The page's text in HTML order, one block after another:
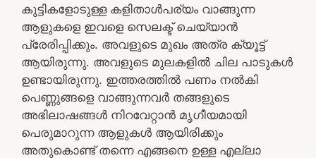
കുട്ടികളോടുള്ള കളിതാൾപര്യം വാങ്ങുന്ന
ആളുകളെ ഇവളെ സെലക്ട് ചെയ്യാൻ
പ്രേരിപ്പിക്കും. അവളുടെ മുഖം അത്ര ക്യൂട്ട്
ആയിരുന്നു. അവളുടെ മുലകളിൽ ചില പാടുകൾ
ഉണ്ടായിരുന്നു. ഇത്തരത്തിൽ പണം നൽകി
പെണ്ണുങ്ങളെ വാങ്ങുന്നവർ തങ്ങളുടെ
അഭിലാഷങ്ങൾ നിറവേറ്റാൻ മൃഗീയമായി
പെരുമാറുന്ന ആളുകൾ ആയിരിക്കും
അതുകൊണ്ട് തന്നെ എങ്ങനെ ഉള്ള എല്ലാ